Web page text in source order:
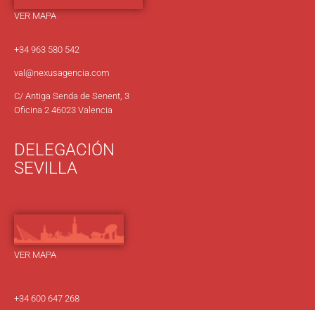
VER MAPA
+34 963 580 542
val@nexusagencia.com
C/ Antiga Senda de Senent, 3
Oficina 2 46023 Valencia
DELEGACIÓN
SEVILLA
VER MAPA
+34 600 647 268